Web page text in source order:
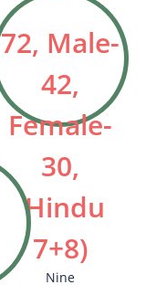
72, Male-
42,
Female-
30,
(Hindu
7+8)
Nine